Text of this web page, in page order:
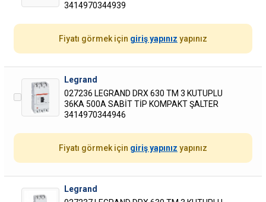
3414970344939
Fiyatı görmek için giriş yapınız yapınız
Legrand
027236 LEGRAND DRX 630 TM 3 KUTUPLU
36KA 500A SABİT TİP KOMPAKT ŞALTER
3414970344946
Fiyatı görmek için giriş yapınız yapınız
Legrand